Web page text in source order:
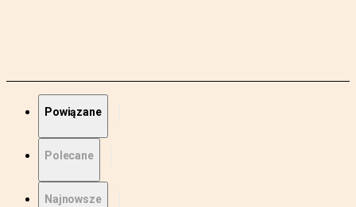
Powiązane
Polecane
Najnowsze